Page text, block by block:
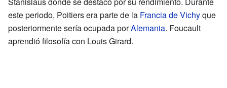
este periodo, Poitiers era parte de la Francia de Vichyque
posteriormente sería ocupada porAlemania. Foucault
aprendió filosofía con Louis Girard.